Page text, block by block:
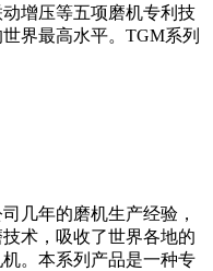
增压等五项磨机专利技
界最高水平。TGM系列
几年的磨机生产经验，
术，吸收了世界各地的
。本系列产品是一种专